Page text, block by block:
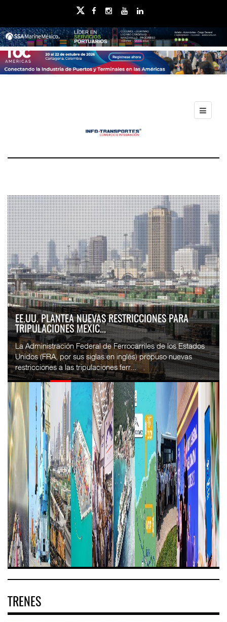
EE.UU. PLANTEA NUEVAS RESTRICCIONES PARA
TRIPULACIONES MEXIC...
La Administración Federal de Ferrocarriles de los Estados
Unidos (FRA, por sus siglas en inglés) propuso nuevas
restricciones a las tripulaciones ferr...
TRENES